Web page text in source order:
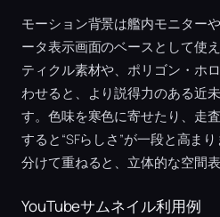
モーション背景は艦内モニター
ータ表示画面のベースとして使
ティクル素材や、ポリゴン・ホ
わせると、より説得力のある近
す。色味を寒色に寄せたり、走
すると“SFらしさ”が一段と高ま
分けて重ねると、立体的な空間表
YouTubeサムネイル利用例